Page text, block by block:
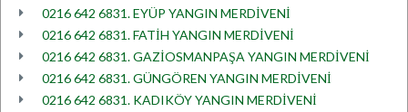
0216 642 6831. EYÜP YANGIN MERDİVENİ
0216 642 6831. FATİH YANGIN MERDİVENİ
0216 642 6831. GAZİOSMANPAŞA YANGIN MERDİVENİ
0216 642 6831. GÜNGÖREN YANGIN MERDİVENİ
0216 642 6831. KADIKÖY YANGIN MERDİVENİ